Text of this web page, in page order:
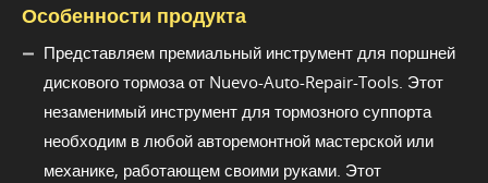
Особенности продукта
Представляем премиальный инструмент для поршней
дискового тормоза от Nuevo-Auto-Repair-Tools. Этот
незаменимый инструмент для тормозного суппорта
необходим в любой авторемонтной мастерской или
механике, работающем своими руками. Этот